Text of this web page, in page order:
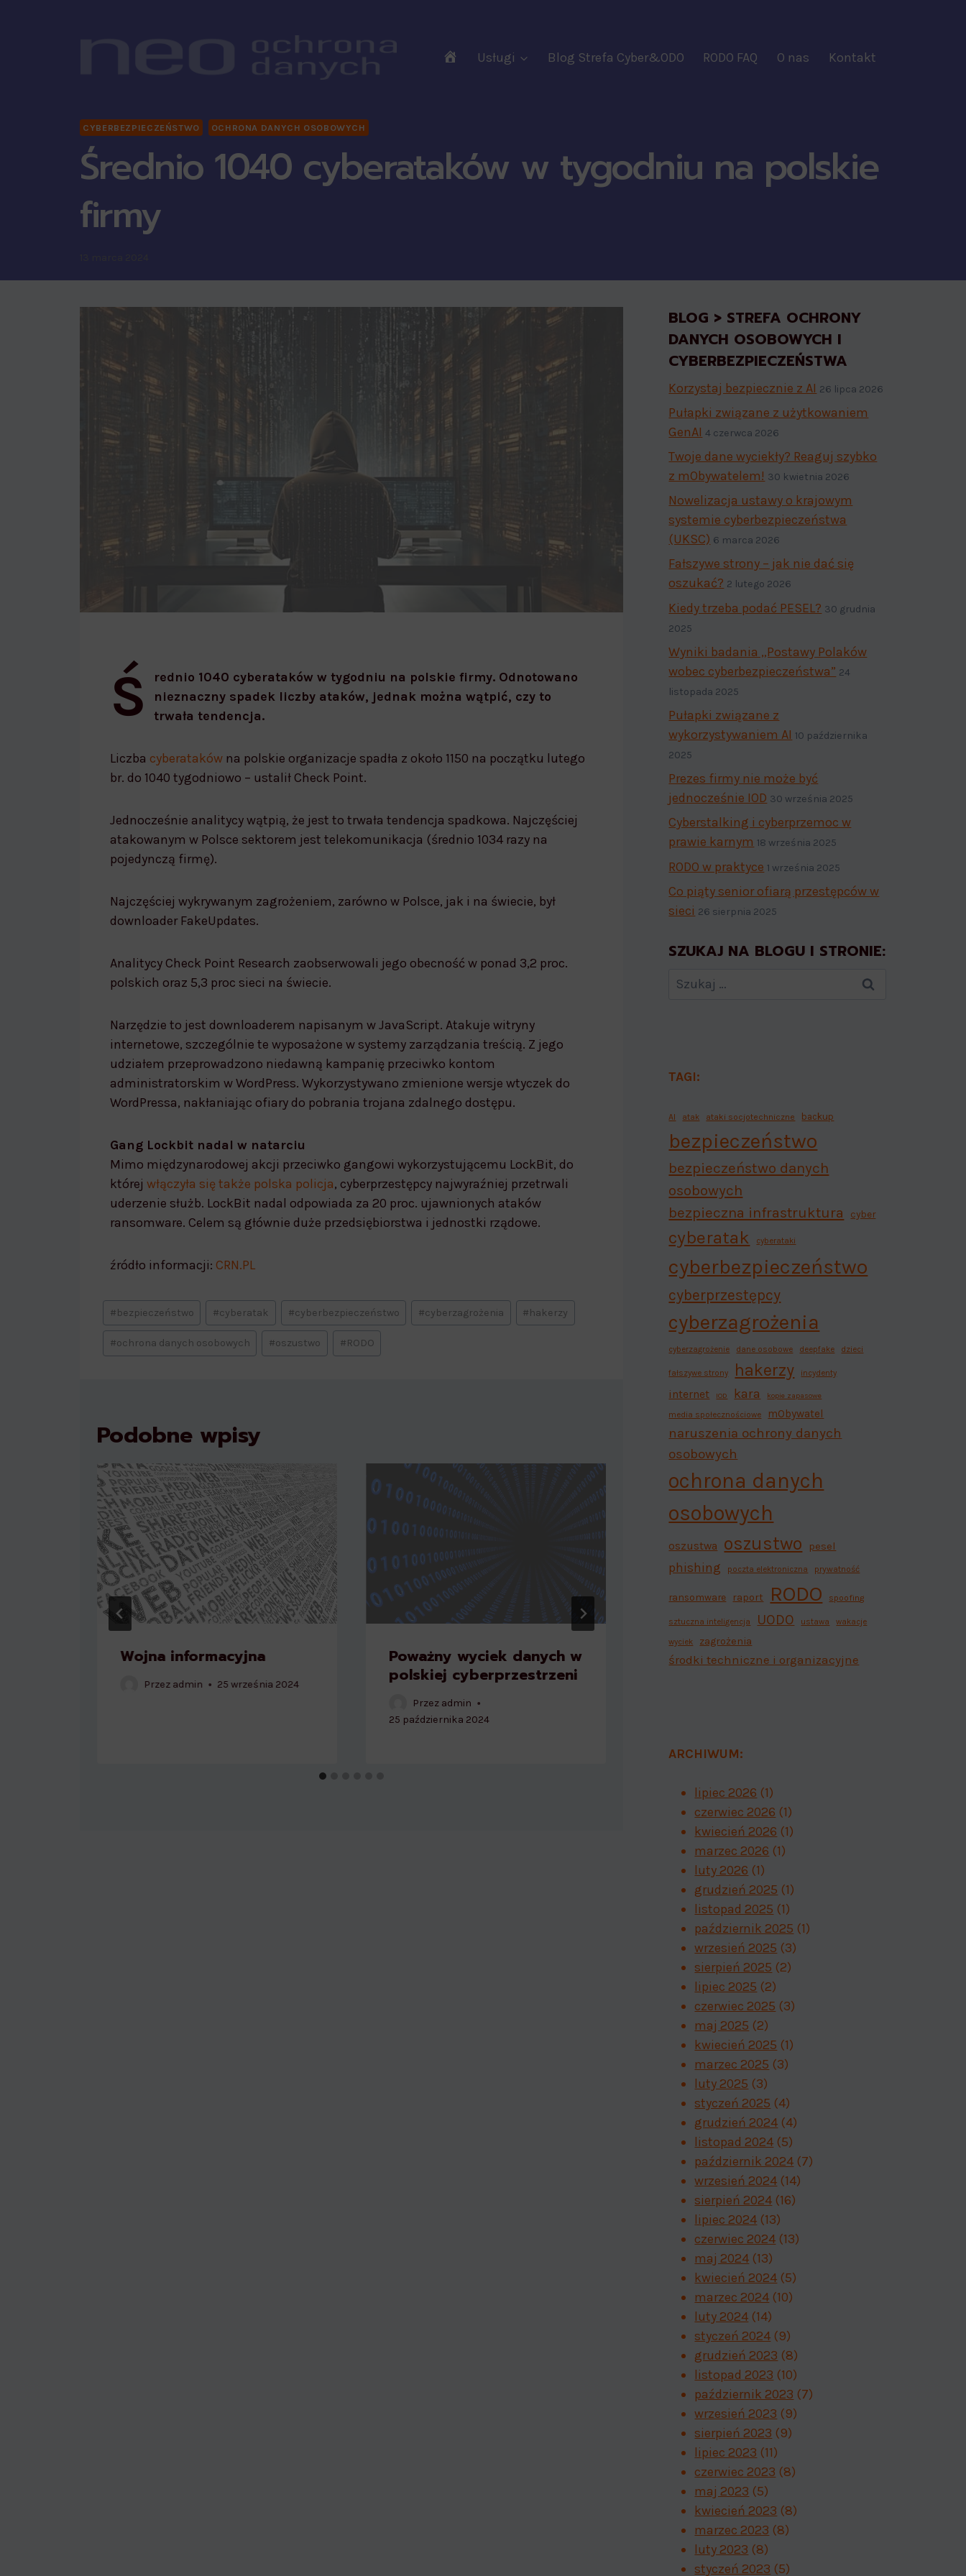
RODOUsługi Blog Strefa Cyber&ODO RODO FAQ O nas Kontakt
CYBERBEZPIECZEŃSTWO OCHRONA DANYCH OSOBOWYCH
Średnio 1040 cyberataków w tygodniu na polskie
firmy
Ś
rednio 1040 cyberataków w tygodniu na polskie firmy. Odnotowano
nieznaczny spadek liczby ataków, jednak można wątpić, czy to
trwała tendencja.
Liczba cyberataków na polskie organizacje spadła z około 1150 na początku lutego
br. do 1040 tygodniowo – ustalił Check Point.
Jednocześnie analitycy wątpią, że jest to trwała tendencja spadkowa. Najczęściej
atakowanym w Polsce sektorem jest telekomunikacja (średnio 1034 razy na
pojedynczą firmę).
Najczęściej wykrywanym zagrożeniem, zarówno w Polsce, jak i na świecie, był
downloader FakeUpdates.
Analitycy Check Point Research zaobserwowali jego obecność w ponad 3,2 proc.
polskich oraz 5,3 proc sieci na świecie.
Narzędzie to jest downloaderem napisanym w JavaScript. Atakuje witryny
internetowe, szczególnie te wyposażone w systemy zarządzania treścią. Z jego
udziałem przeprowadzono niedawną kampanię przeciwko kontom
administratorskim w WordPress. Wykorzystywano zmienione wersje wtyczek do
WordPressa, nakłaniając ofiary do pobrania trojana zdalnego dostępu.
Gang Lockbit nadal w natarciu
Mimo międzynarodowej akcji przeciwko gangowi wykorzystującemu LockBit, do
której włączyła się także polska policja, cyberprzestępcy najwyraźniej przetrwali
uderzenie służb. LockBit nadal odpowiada za 20 proc. ujawnionych ataków
ransomware. Celem są głównie duże przedsiębiorstwa i jednostki rządowe.
źródło informacji: CRN.PL
#bezpieczeństwo #cyberatak #cyberbezpieczeństwo #cyberzagrożenia #hakerzy
#ochrona danych osobowych #oszustwo #RODO
Podobne wpisy
Wojna informacyjna
Przez admin 25 września 2024
Poważny wyciek danych w
polskiej cyberprzestrzeni
Przez admin
25 października 2024
Fałszywe sklepy
BLOG > STREFA OCHRONY
DANYCH OSOBOWYCH I
CYBERBEZPIECZEŃSTWA
Korzystaj bezpiecznie z AI 26 lipca 2026
Pułapki związane z użytkowaniem
GenAI 4 czerwca 2026
Twoje dane wyciekły? Reaguj szybko
z mObywatelem! 30 kwietnia 2026
Nowelizacja ustawy o krajowym
systemie cyberbezpieczeństwa
(UKSC) 6 marca 2026
Fałszywe strony – jak nie dać się
oszukać? 2 lutego 2026
Kiedy trzeba podać PESEL? 30 grudnia
2025
Wyniki badania „Postawy Polaków
wobec cyberbezpieczeństwa” 24
listopada 2025
Pułapki związane z
wykorzystywaniem AI 10 października
2025
Prezes firmy nie może być
jednocześnie IOD 30 września 2025
Cyberstalking i cyberprzemoc w
prawie karnym 18 września 2025
RODO w praktyce 1 września 2025
Co piąty senior ofiarą przestępców w
sieci 26 sierpnia 2025
SZUKAJ NA BLOGU I STRONIE:
TAGI:
AI atak ataki socjotechniczne backup
bezpieczeństwo
bezpieczeństwo danych
osobowych
bezpieczna infrastruktura
cyber
cyberatak cyberataki
cyberbezpieczeństwo
cyberprzestępcy
cyberzagrożenia
cyberzagrożenie dane osobowe deepfake dzieci
fałszywe strony hakerzy incydenty
internet IOD kara kopie zapasowe
media społecznościowe mObywatel
naruszenia ochrony danych
osobowych
ochrona danych
osobowych
oszustwa oszustwo pesel
phishing poczta elektroniczna prywatność
ransomware raport RODO spoofing
sztuczna inteligencja UODO ustawa
wakacje
wyciek
zagrożenia
środki techniczne i organizacyjne
ARCHIWUM:
lipiec 2026 (1)
czerwiec 2026 (1)
kwiecień 2026 (1)
marzec 2026 (1)
luty 2026 (1)
grudzień 2025 (1)
listopad 2025 (1)
październik 2025 (1)
wrzesień 2025 (3)
sierpień 2025 (2)
lipiec 2025 (2)
czerwiec 2025 (3)
maj 2025 (2)
kwiecień 2025 (1)
marzec 2025 (3)
luty 2025 (3)
styczeń 2025 (4)
grudzień 2024 (4)
listopad 2024 (5)
październik 2024 (7)
wrzesień 2024 (14)
sierpień 2024 (16)
lipiec 2024 (13)
czerwiec 2024 (13)
maj 2024 (13)
kwiecień 2024 (5)
marzec 2024 (10)
luty 2024 (14)
styczeń 2024 (9)
grudzień 2023 (8)
listopad 2023 (10)
październik 2023 (7)
wrzesień 2023 (9)
sierpień 2023 (9)
lipiec 2023 (11)
czerwiec 2023 (8)
maj 2023 (5)
kwiecień 2023 (8)
marzec 2023 (8)
luty 2023 (8)
styczeń 2023 (5)